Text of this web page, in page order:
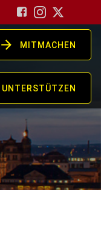
MITMACHEN
UNTERSTÜTZEN